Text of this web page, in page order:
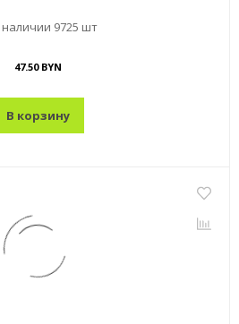
наличии 9725 шт
47.50 BYN
В корзину